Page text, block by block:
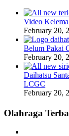
Video
February 20,
Belum Pakai
February 20,
Daihatsu
LCGC
February 20,
Olahraga